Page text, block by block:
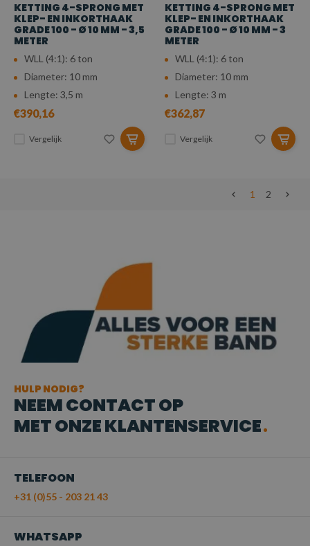
KETTING 4-SPRONG MET
KLEP- EN INKORTHAAK
GRADE 100 - Ø 10 MM - 3,5
METER
WLL (4:1): 6 ton
Diameter: 10 mm
Lengte: 3,5 m
€390,16
Vergelijk
KETTING 4-SPRONG MET
KLEP- EN INKORTHAAK
GRADE 100 - Ø 10 MM - 3
METER
WLL (4:1): 6 ton
Diameter: 10 mm
Lengte: 3 m
€362,87
Vergelijk
1 2
HULP NODIG?
NEEM CONTACT OP
MET ONZE KLANTENSERVICE
TELEFOON
+31 (0)55 - 203 21 43
WHATSAPP